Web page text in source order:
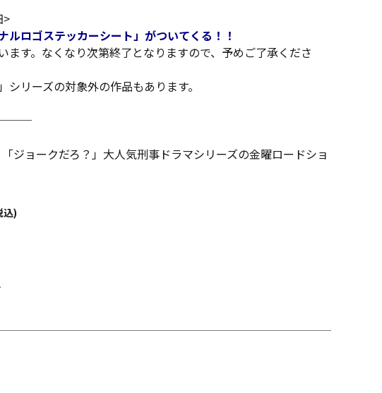
>
ルロゴステッカーシート」がついてくる！！
ます。なくなり次第終了となりますので、予めご了承くださ
リーズの対象外の作品もあります。
「ジョークだろ？」大人気刑事ドラマシリーズの金曜ロードショ
込)